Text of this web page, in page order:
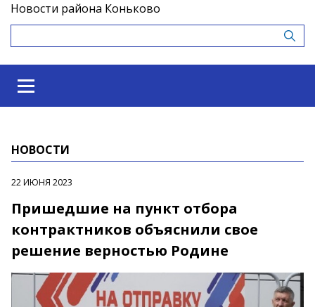
Новости района Коньково
НОВОСТИ
22 ИЮНЯ 2023
Пришедшие на пункт отбора
контрактников объяснили свое
решение верностью Родине